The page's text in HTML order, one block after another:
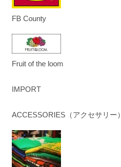
FB County
Fruit of the loom
IMPORT
ACCESSORIES（アクセサリー）